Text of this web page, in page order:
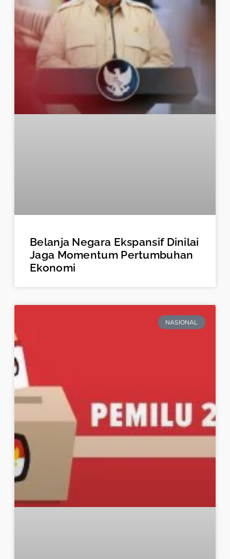
Belanja Negara Ekspansif Dinilai
Jaga Momentum Pertumbuhan
Ekonomi
NASIONAL